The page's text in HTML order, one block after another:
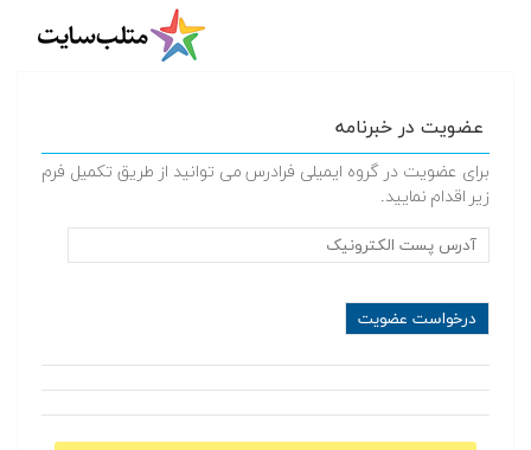
عضویت در خبرنامه
برای عضویت در گروه ایمیلی فرادرس می توانید از طریق تکمیل فرم
زیر اقدام نمایید.